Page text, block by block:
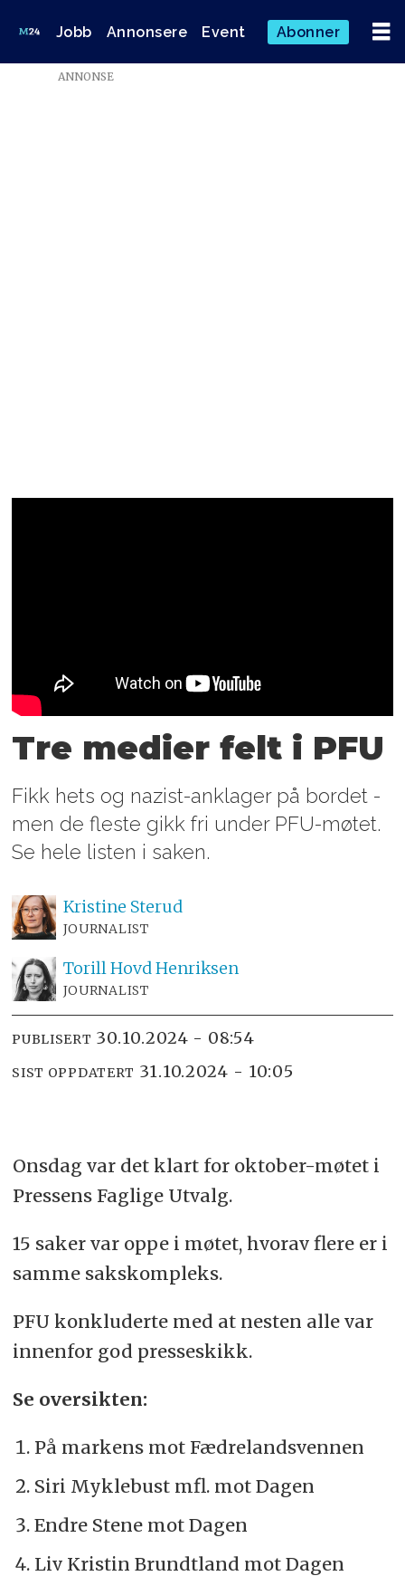
Jobb Annonsere Event Abonner
ANNONSE
Tre medier felt i PFU
Fikk hets og nazist-anklager på bordet -
men de fleste gikk fri under PFU-møtet.
Se hele listen i saken.
Kristine Sterud
JOURNALIST
Torill HovdHenriksen
JOURNALIST
PUBLISERT 30.10.2024 - 08:54
SIST OPPDATERT 31.10.2024 - 10:05
Onsdag var det klart for oktober-møtet i
Pressens Faglige Utvalg.
15 saker var oppe i møtet, hvorav flere er i
samme sakskompleks.
PFU konkluderte med at nesten alle var
innenfor god presseskikk.
Se oversikten:
På markens mot Fædrelandsvennen
Siri Myklebust mfl. mot Dagen
Endre Stene mot Dagen
Liv Kristin Brundtland mot Dagen